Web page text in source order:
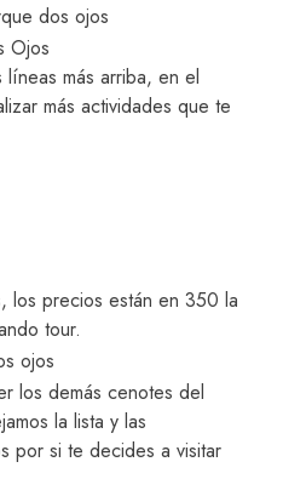
dos ojos
líneas más arriba, en el
más actividades que te
los precios están en 350 la
tour.
ojos
los demás cenotes del
la lista y las
por si te decides a visitar